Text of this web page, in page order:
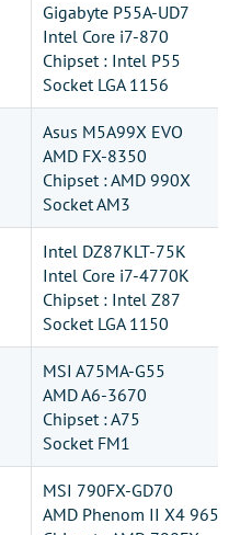
Gigabyte P55A-UD7
Intel Core i7-870
Chipset : Intel P55
Socket LGA 1156
Asus M5A99X EVO
AMD FX-8350
Chipset : AMD 990X
Socket AM3
Intel DZ87KLT-75K
Intel Core i7-4770K
Chipset : Intel Z87
Socket LGA 1150
MSI A75MA-G55
AMD A6-3670
Chipset : A75
Socket FM1
MSI 790FX-GD70
AMD Phenom II X4 965